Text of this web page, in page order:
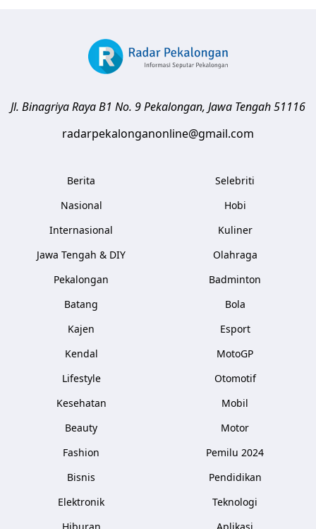
Jl. Binagriya Raya B1 No. 9Pekalongan, Jawa Tengah51116
radarpekalonganonline@gmail.com
Berita
Nasional
Internasional
Jawa Tengah & DIY
Pekalongan
Batang
Kajen
Kendal
Lifestyle
Kesehatan
Beauty
Fashion
Bisnis
Elektronik
Selebriti
Hobi
Kuliner
Olahraga
Badminton
Bola
Esport
MotoGP
Otomotif
Mobil
Motor
Pemilu 2024
Pendidikan
Teknologi